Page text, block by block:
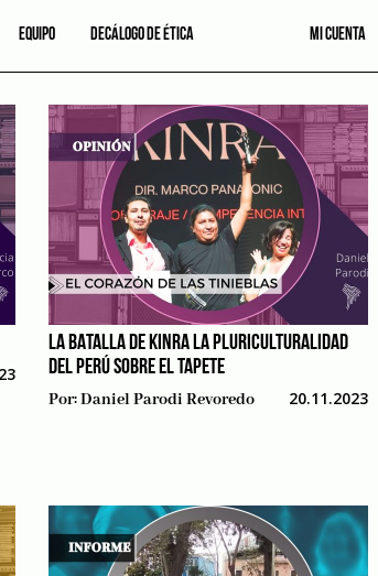
EQUIPO DECÁLOGO DE ÉTICA MI CUENTA
LA BATALLA DE KINRA LA PLURICULTURALIDAD
DEL PERÚ SOBRE EL TAPETE
Por:Daniel Parodi Revoredo 20.11.2023